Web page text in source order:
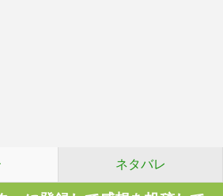
ネタバレ